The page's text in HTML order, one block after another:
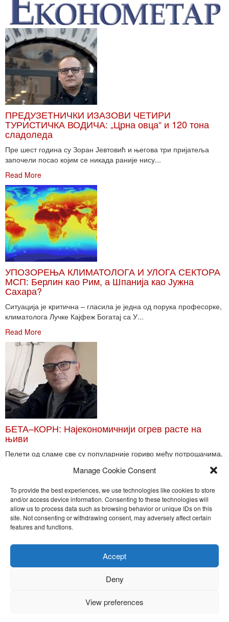
Manage Cookie Consent
To provide the best experiences, we use technologies like cookies to store
and/or access device information. Consenting to these technologies will
allow us to process data such as browsing behavior or unique IDs on this
site. Not consenting or withdrawing consent, may adversely affect certain
features and functions.
Accept
Deny
View preferences
ПРЕДУЗЕТНИЧКИ ИЗАЗОВИ ЧЕТИРИ
ТУРИСТИЧКА ВОДИЧА: „Црна овца“ и 120 тона
сладоледа
Пре шест година су Зоран Јевтовић и његова три пријатеља
започели посао којим се никада раније нису...
Read More
УПОЗОРЕЊА КЛИМАТОЛОГА И УЛОГА СЕКТОРА
МСП: Берлин као Рим, а Шпанија као Јужна
Сахара?
Ситуација је критична – гласила је једна од порука професорке,
климатолога Лучке Кајфеж Богатај са У...
Read More
БЕТА–КОРН: Најекономичнији огрев расте на
њиви
Пелети од сламе све су популарније гориво међу потрошачима.
Toggle
Nira Press d.o.o.
Sadržaj ovog sajta je zakonom zaštićena intelektualna svojina
kopiranje, objavljivanje celine ili delova bilo kog proizvoda NiraPress